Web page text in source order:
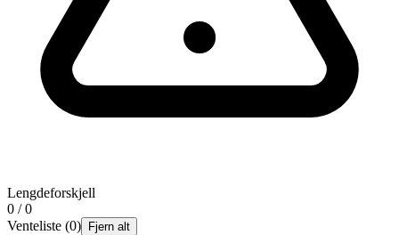
Lengdeforskjell
0 / 0
Venteliste (0)
Fjern alt